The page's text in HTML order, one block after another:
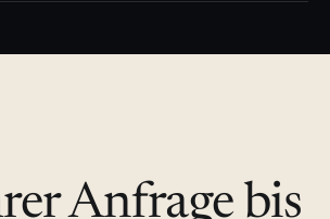
Anfrage bis